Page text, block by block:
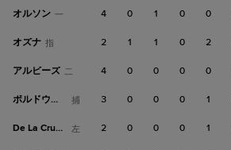
オルソン 一 4 0 1 0 0
オズナ 指 2 1 1 0 2
アルビーズ 二 4 0 0 0 0
ボルドウィン 捕 3 0 0 0 1
De La Cruz, B 左 2 0 0 0 1